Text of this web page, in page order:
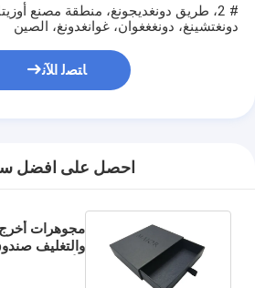
# 2، طريق دونغديجونغ، منطقة مصنع
دونغتشينغ، دونغغغوان، غوانغدونغ، الصين
ﺎﺘﺼﻟ ﺍﻶﻧ
احصل على افضل
مجوهرات أخرج
والتغليف